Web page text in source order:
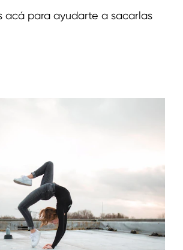
acá para ayudarte a sacarlas